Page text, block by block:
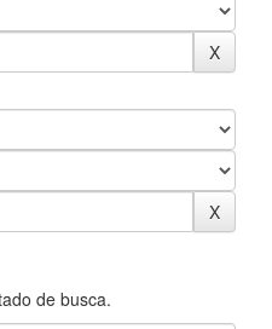
de busca.